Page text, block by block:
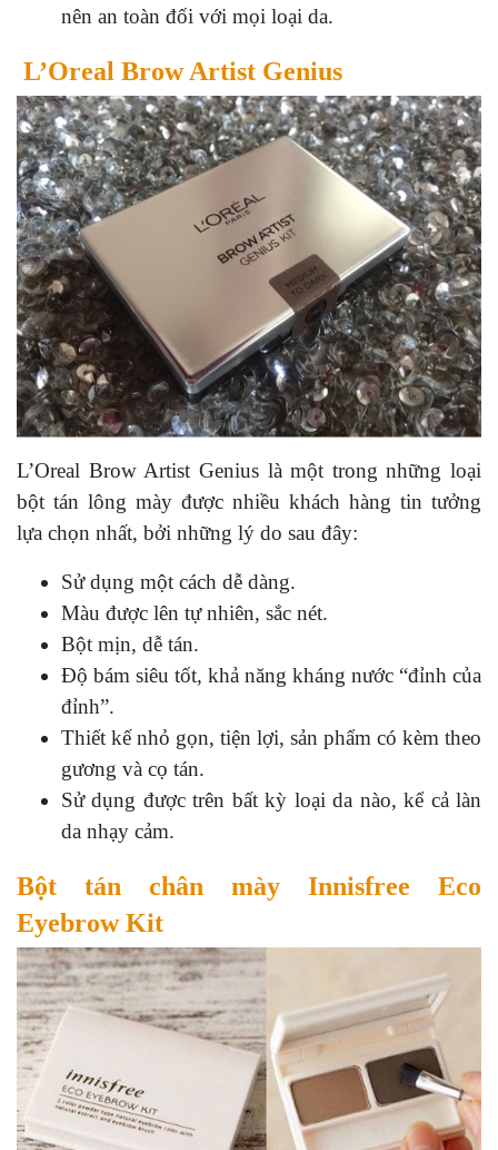
nên an toàn đối với mọi loại da.
L’Oreal Brow Artist Genius
L’Oreal Brow Artist Genius là một trong những loại
bột tán lông mày được nhiều khách hàng tin tưởng
lựa chọn nhất, bởi những lý do sau đây:
Sử dụng một cách dễ dàng.
Màu được lên tự nhiên, sắc nét.
Bột mịn, dễ tán.
Độ bám siêu tốt, khả năng kháng nước “đỉnh của
đỉnh”.
Thiết kế nhỏ gọn, tiện lợi, sản phẩm có kèm theo
gương và cọ tán.
Sử dụng được trên bất kỳ loại da nào, kể cả làn
da nhạy cảm.
Bột tán chân mày Innisfree Eco
Eyebrow Kit